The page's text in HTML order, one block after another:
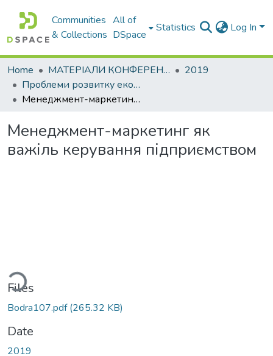
Communities
& Collections
All of
DSpace
Statistics Log In
Home МАТЕРІАЛИ КОНФЕРЕНЦІЙ
2019
Проблеми розвитку економіки підприємства: погляд молоді
Менеджмент-маркетинг як важіль керування підприємством
Менеджмент-маркетинг як
важіль керування підприємством
Files
Bodra107.pdf(265.32 KB)
Date
2019